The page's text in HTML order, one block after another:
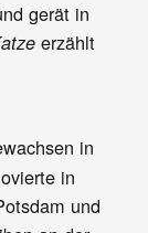
gerät in
erzählt
in
in
und